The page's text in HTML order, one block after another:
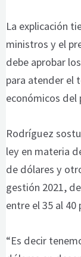
La explicación
ministros y el
debe aprobar
para atender el
económicos del
Rodríguez
ley en materia
de dólares y
gestión 2021,
entre el 35 al 40
“Es decir